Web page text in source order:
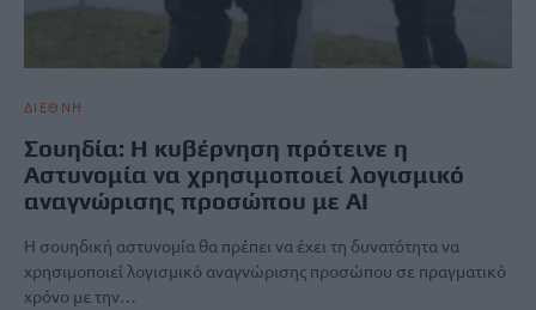
ΔΙΕΘΝΗ
Σουηδία: Η κυβέρνηση πρότεινε η
Αστυνομία να χρησιμοποιεί λογισμικό
αναγνώρισης προσώπου με AI
Η σουηδική αστυνομία θα πρέπει να έχει τη δυνατότητα να
χρησιμοποιεί λογισμικό αναγνώρισης προσώπου σε πραγματικό
χρόνο με την…